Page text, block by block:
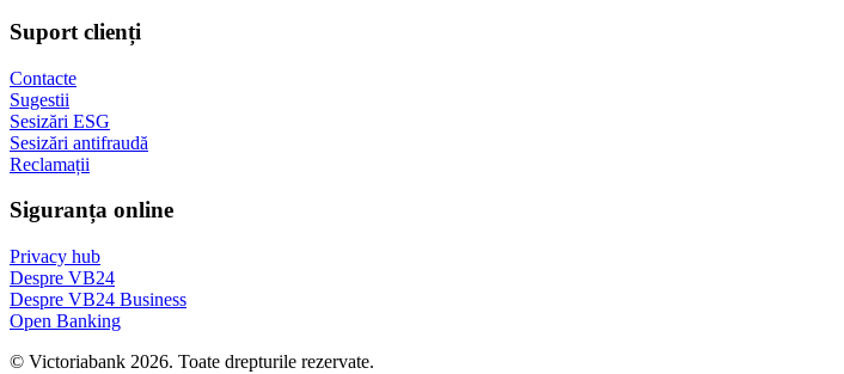
Suport clienți
Contacte
Sugestii
Sesizări ESG
Sesizări antifraudă
Reclamații
Siguranța online
Privacy hub
Despre VB24
Despre VB24 Business
Open Banking
© Victoriabank 2026. Toate drepturile rezervate.